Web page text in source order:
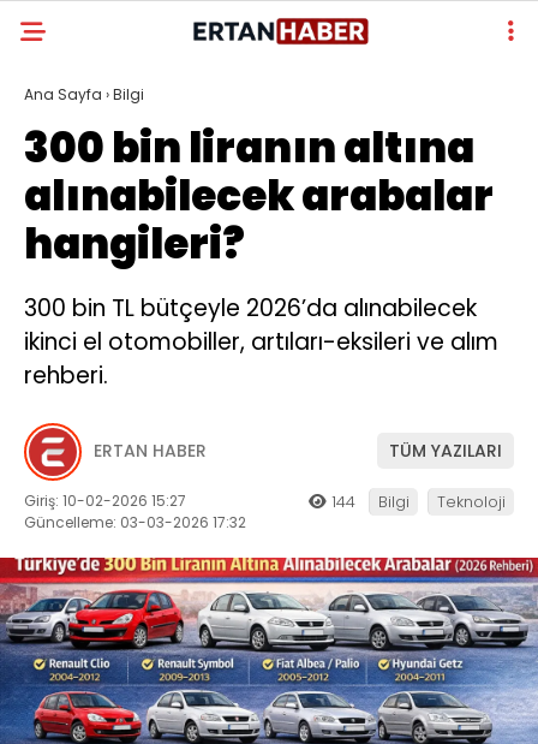
Ana Sayfa ›Bilgi
300 bin liranın altına
alınabilecek arabalar
hangileri?
300 bin TL bütçeyle 2026’da alınabilecek
ikinci el otomobiller, artıları-eksileri ve alım
rehberi.
ERTAN HABER TÜM YAZILARI
Giriş: 10-02-2026 15:27
Güncelleme: 03-03-2026 17:32
144 Bilgi Teknoloji